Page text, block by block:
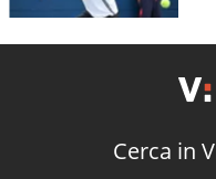
Cerca in